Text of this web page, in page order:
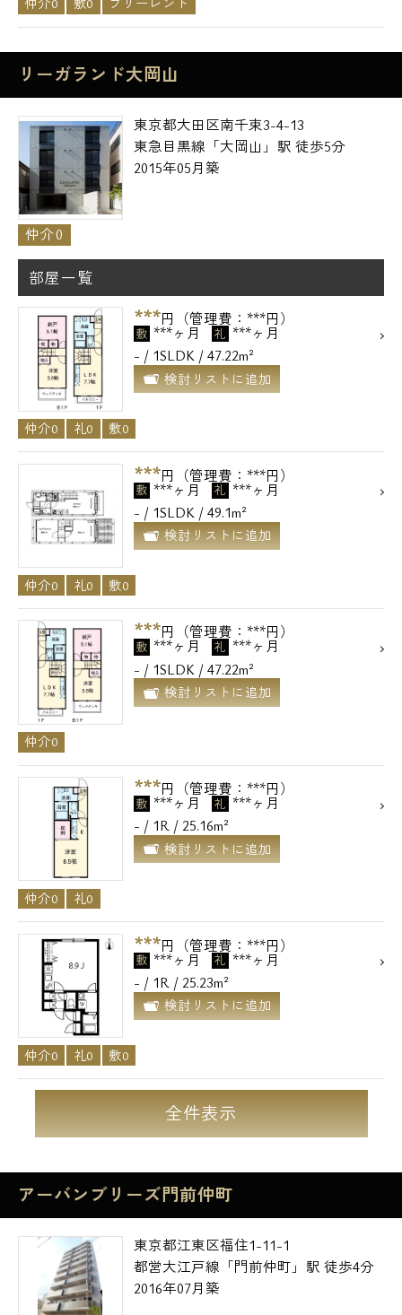
リーガランド大岡山
東京都大田区南千束3-4-13
東急目黒線「大岡山」駅 徒歩5分
2015年05月築
仲介0
部屋一覧
***円（管理費：***円）
敷 ***ヶ月 礼 ***ヶ月
- / 1SLDK / 47.22m²
検討リストに追加
仲介0 礼0 敷0
***円（管理費：***円）
敷 ***ヶ月 礼 ***ヶ月
- / 1SLDK / 49.1m²
検討リストに追加
仲介0 礼0 敷0
***円（管理費：***円）
敷 ***ヶ月 礼 ***ヶ月
- / 1SLDK / 47.22m²
検討リストに追加
仲介0
***円（管理費：***円）
敷 ***ヶ月 礼 ***ヶ月
- / 1R / 25.16m²
検討リストに追加
仲介0 礼0
***円（管理費：***円）
敷 ***ヶ月 礼 ***ヶ月
- / 1R / 25.23m²
検討リストに追加
仲介0 礼0 敷0
全件表示
アーバンブリーズ門前仲町
東京都江東区福住1-11-1
都営大江戸線「門前仲町」駅 徒歩4分
2016年07月築